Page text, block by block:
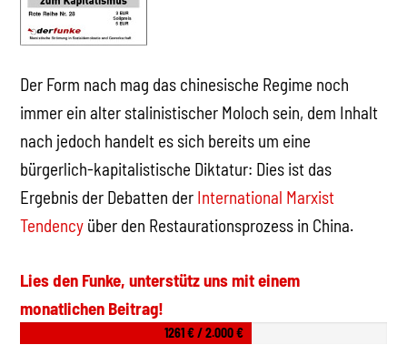
Der Form nach mag das chinesische Regime noch
immer ein alter stalinistischer Moloch sein, dem Inhalt
nach jedoch handelt es sich bereits um eine
bürgerlich-kapitalistische Diktatur: Dies ist das
Ergebnis der Debatten der International Marxist
Tendency über den Restaurationsprozess in China.
Lies den Funke, unterstütz uns mit einem
monatlichen Beitrag!
1261 € / 2.000 €